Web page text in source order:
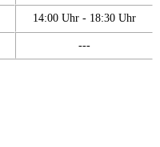
14:00 Uhr - 18:30 Uhr
---